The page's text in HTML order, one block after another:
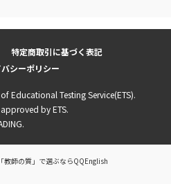
特定商取引に基づく表記
シーポリシー
Educational Testing Service(ETS).
by ETS.
師の質」で選ぶならQQEnglish